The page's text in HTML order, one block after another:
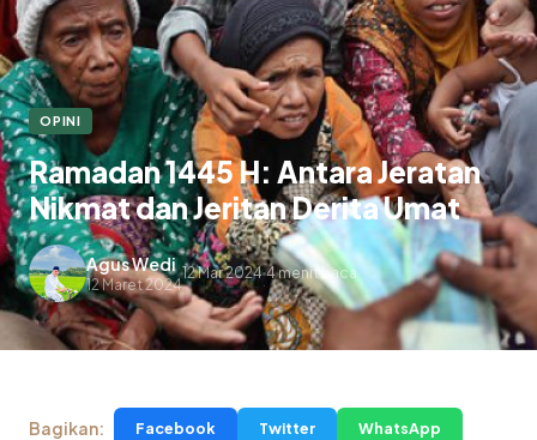
OPINI
Ramadan 1445 H: Antara Jeratan
Nikmat dan Jeritan Derita Umat
Agus Wedi
12 Maret 2024
12 Mar 2024.4 menit baca
Bagikan: Facebook Twitter WhatsApp